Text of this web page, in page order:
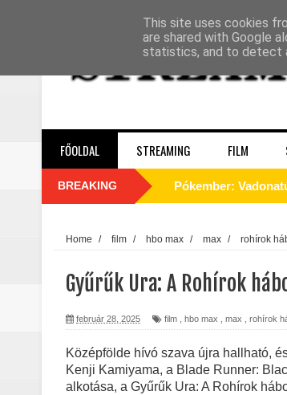
FŐOLDAL STREAMING FILM
BREAKING A Dutton‑birtok
Odüsszeia (2026) -
Egy kulcsszereplő
Életem legjobb
Home / film / hbo max / max / rohírok
Gyűrűk Ura: A Rohírok
február 28, 2025 film hbo max max rohírok
Középfölde hívó szava újra hallható,
Kenji Kamiyama, a Blade Runner:
alkotása, a Gyűrűk Ura: A Rohírok
This site uses cookies
are shared with Google
statistics, and to detect